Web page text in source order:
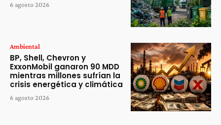
6 agosto 2026
Ambiental
BP, Shell, Chevron y
ExxonMobil ganaron 90 MDD
mientras millones sufrían la
crisis energética y climática
6 agosto 2026